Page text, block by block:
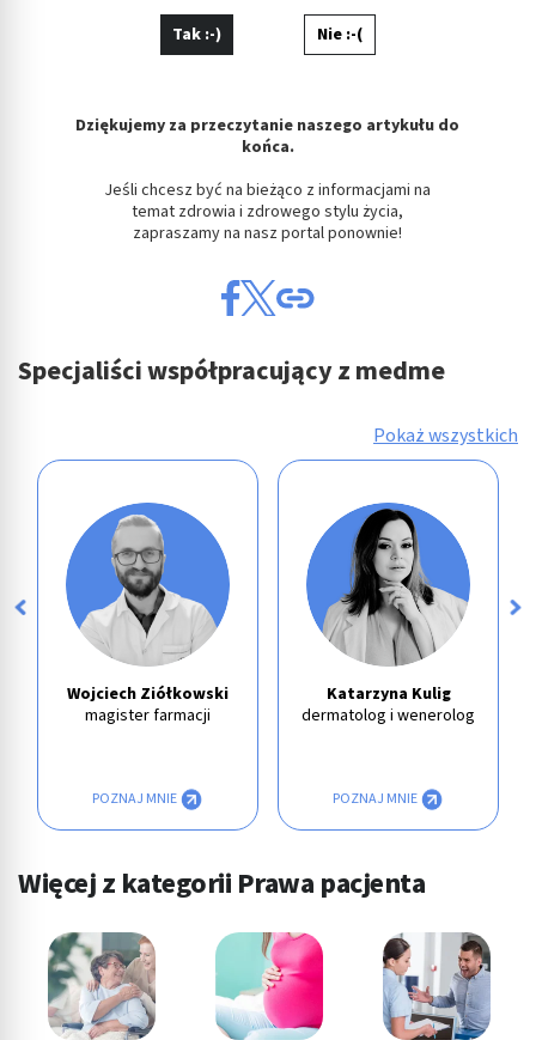
Tak :-) Nie :-(
Dziękujemy za przeczytanie naszego artykułu do
końca.
Jeśli chcesz być na bieżąco z informacjami na
temat zdrowia i zdrowego stylu życia,
zapraszamy na nasz portal ponownie!
Specjaliści współpracujący z medme
Pokaż wszystkich
Wojciech Ziółkowski
magister farmacji
POZNAJ MNIE
Katarzyna Kulig
dermatolog i wenerolog
POZNAJ MNIE
Więcej z kategorii Prawa pacjenta